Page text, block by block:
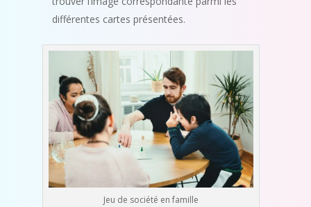
différentes cartes présentées.
Jeu de société en famille